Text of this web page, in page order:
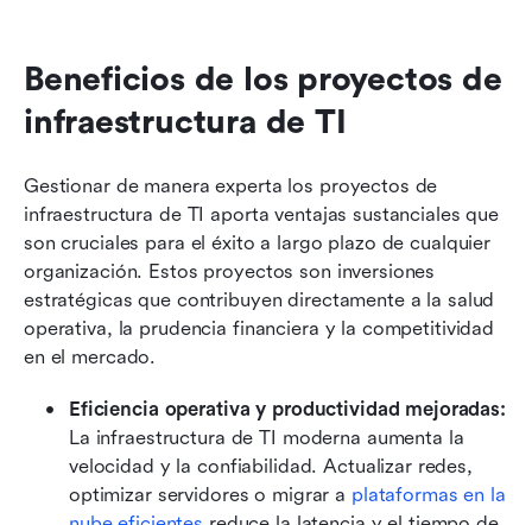
Beneficios de los proyectos de
infraestructura de TI
Gestionar de manera experta los proyectos de
infraestructura de TI aporta ventajas sustanciales que
son cruciales para el éxito a largo plazo de cualquier
organización. Estos proyectos son inversiones
estratégicas que contribuyen directamente a la salud
operativa, la prudencia financiera y la competitividad
en el mercado.
Eficiencia operativa y productividad mejoradas:
La infraestructura de TI moderna aumenta la
velocidad y la confiabilidad. Actualizar redes,
optimizar servidores o migrar a plataformas en la